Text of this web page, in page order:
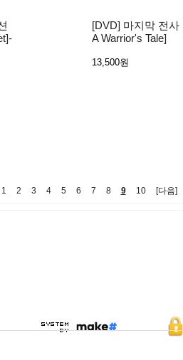
[DVD] 마지막 전사
A Warrior's Tale]
13,500원
1 2 3 4 5 6 7 8 9 10 [다음]